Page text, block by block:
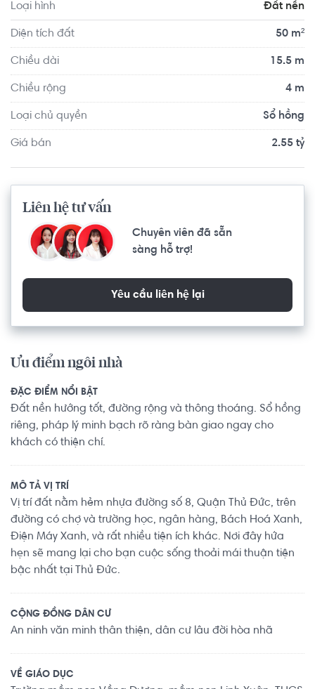
Loại hình Đất nền
Diện tích đất 50 m²
Chiều dài 15.5 m
Chiều rộng 4 m
Loại chủ quyền Sổ hồng
Giá bán 2.55 tỷ
Liên hệ tư vấn
Chuyên viên đã sẵn
sàng hỗ trợ!
Yêu cầu liên hệ lại
Ưu điểm ngôi nhà
ĐẶC ĐIỂM NỔI BẬT
Đất nền hướng tốt, đường rộng và thông thoáng. Sổ hồng
riêng, pháp lý minh bạch rõ ràng bàn giao ngay cho
khách có thiện chí.
MÔ TẢ VỊ TRÍ
Vị trí đất nằm hẻm nhựa đường số 8, Quận Thủ Đức, trên
đường có chợ và trường học, ngân hàng, Bách Hoá Xanh,
Điện Máy Xanh, và rất nhiều tiện ích khác. Nơi đây hứa
hẹn sẽ mang lại cho bạn cuộc sống thoải mái thuận tiện
bậc nhất tại Thủ Đức.
CỘNG ĐỒNG DÂN CƯ
An ninh văn minh thân thiện, dân cư lâu đời hòa nhã
VỀ GIÁO DỤC